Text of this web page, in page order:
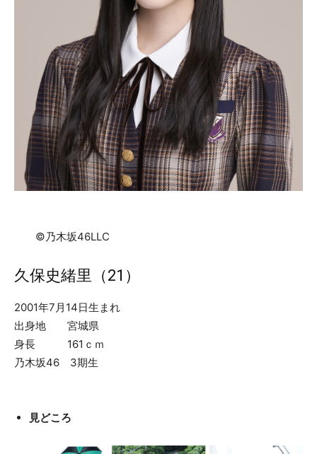
©乃木坂46LLC
久保史緒里（21）
2001年7月14日生まれ
出身地 宮城県
身長 161ｃｍ
乃木坂46 3期生
見どころ